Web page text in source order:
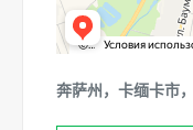
奔萨州，卡缅卡市